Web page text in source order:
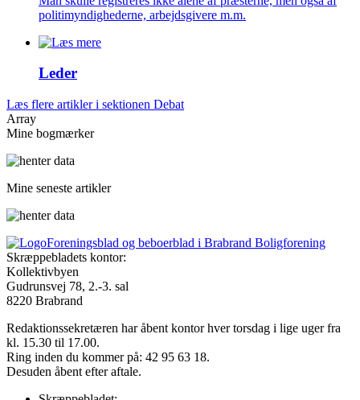
politimyndighederne, arbejdsgivere m.m.
Leder
Læs flere artikler i sektionen Debat
Array
Mine bogmærker
Mine seneste artikler
Foreningsblad og beboerblad i Brabrand Boligforening
Skræppebladets kontor:
Kollektivbyen
Gudrunsvej 78, 2.-3. sal
8220 Brabrand
Redaktionssekretæren har åbent kontor hver torsdag i lige uger fra
kl. 15.30 til 17.00.
Ring inden du kommer på: 42 95 63 18.
Desuden åbent efter aftale.